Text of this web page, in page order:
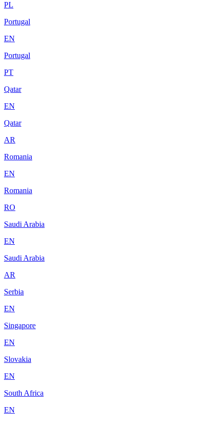
PL
Portugal
EN
Portugal
PT
Qatar
EN
Qatar
AR
Romania
EN
Romania
RO
Saudi Arabia
EN
Saudi Arabia
AR
Serbia
EN
Singapore
EN
Slovakia
EN
South Africa
EN